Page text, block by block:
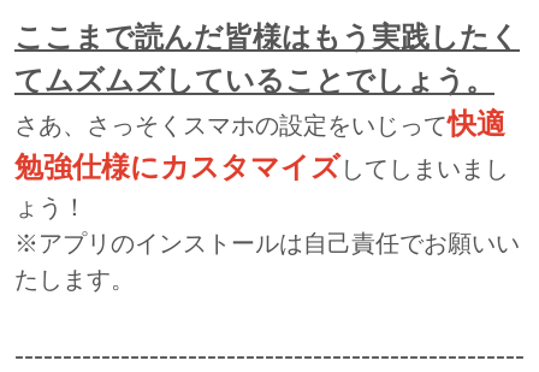
ここまで読んだ皆様はもう実践したく
てムズムズしていることでしょう。
さあ、さっそくスマホの設定をいじって快適
勉強仕様にカスタマイズしてしまいまし
ょう！
※アプリのインストールは自己責任でお願いい
たします。
-----------------------------------------------------